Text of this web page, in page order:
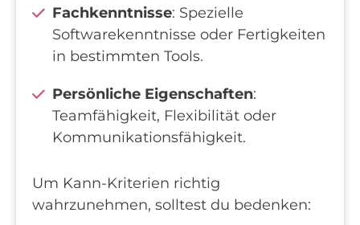
Fachkenntnisse: Spezielle
Softwarekenntnisse oder Fertigkeiten
in bestimmten Tools.
Persönliche Eigenschaften:
Teamfähigkeit, Flexibilität oder
Kommunikationsfähigkeit.
Um Kann-Kriterien richtig
wahrzunehmen, solltest du bedenken: